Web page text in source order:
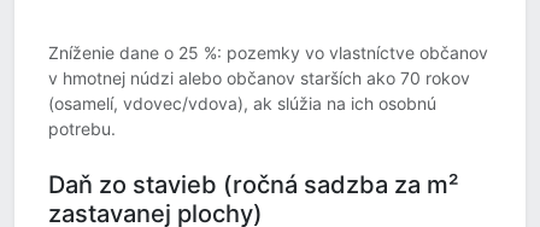
Zníženie dane o 25 %: pozemky vo vlastníctve občanov
v hmotnej núdzi alebo občanov starších ako 70 rokov
(osamelí, vdovec/vdova), ak slúžia na ich osobnú
potrebu.
Daň zo stavieb (ročná sadzba za m²
zastavanej plochy)